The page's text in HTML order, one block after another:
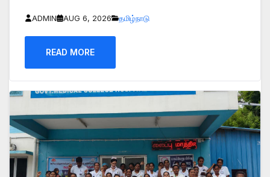
ADMIN AUG 6, 2026 தமிழ்நாடு
READ MORE